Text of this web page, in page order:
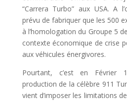
“Carrera Turbo” aux USA. A
prévu de fabriquer que les 500
à l’homologation du Groupe 5
contexte économique de crise
aux véhicules énergivores.
Pourtant, c’est en Février
production de la célèbre 911
vient d’imposer les limitations